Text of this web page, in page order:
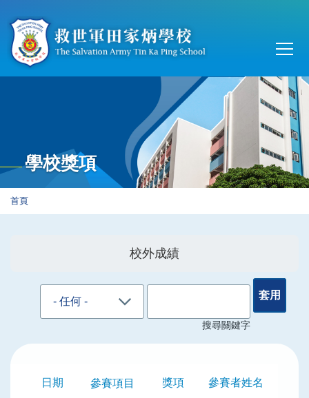
Main
學校獎項
導
首頁
校外成績
搜尋關鍵字
日期 參賽項目 獎項 參賽者姓名